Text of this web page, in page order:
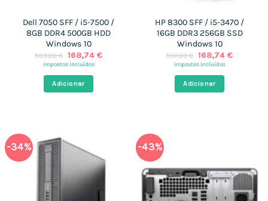
Dell 7050 SFF / i5-7500 /
8GB DDR4 500GB HDD
Windows 10
599,00€ O
preço
era:
599,00 €.
168,74 €O
impostos incluídos
Adicionar
HP 8300 SFF / i5-3470 /
16GB DDR3 256GB SSD
Windows 10
597,00€ O
preço
era:
597,00 €.
168,74 €O
impostos incluídos
Adicionar
-34% -43%